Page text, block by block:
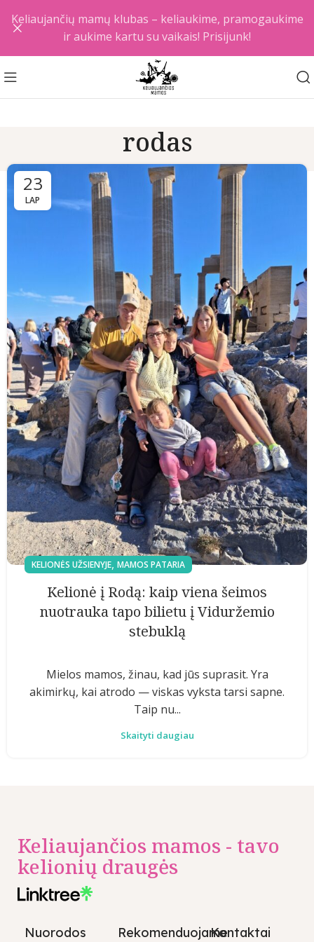
rodas
23
LAP
KELIONĖS UŽSIENYJE, MAMOS PATARIA
Kelionė į Rodą: kaip viena šeimos
nuotrauka tapo bilietu į Viduržemio
stebuklą
Mielos mamos, žinau, kad jūs suprasit. Yra
akimirkų, kai atrodo — viskas vyksta tarsi sapne.
Taip nu...
Skaityti daugiau
Keliaujančios mamos - tavo
kelionių draugės
Nuorodos RekomenduojameKontaktai
Keliaujančių mamų klubas – keliaukime, pramogaukime
ir aukime kartu su vaikais! Prisijunk!